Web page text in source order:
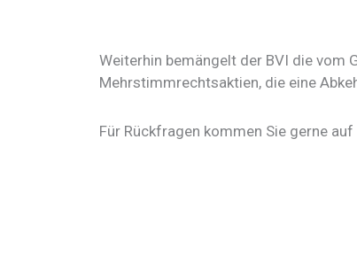
Weiterhin bemängelt der BVI die vom
Mehrstimmrechtsaktien, die eine
Für Rückfragen kommen Sie gerne auf